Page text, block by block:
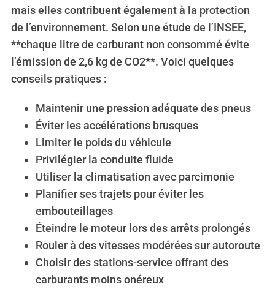
mais elles contribuent également à la protection
de l’environnement. Selon une étude de l’INSEE,
**chaque litre de carburant non consommé évite
l’émission de 2,6 kg de CO2**. Voici quelques
conseils pratiques :
Maintenir une pression adéquate des pneus
Éviter les accélérations brusques
Limiter le poids du véhicule
Privilégier la conduite fluide
Utiliser la climatisation avec parcimonie
Planifier ses trajets pour éviter les
embouteillages
Éteindre le moteur lors des arrêts prolongés
Rouler à des vitesses modérées sur autoroute
Choisir des stations-service offrant des
carburants moins onéreux